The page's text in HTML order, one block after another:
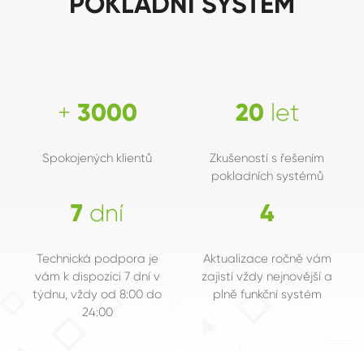
3000
Spokojených klientů
20
Zkušeností s řešením
pokladních systémů
7
Technická podpora je
vám k dispozici 7 dní v
týdnu, vždy od 8:00 do
24:00
4
Aktualizace ročně vám
zajistí vždy nejnovější a
plně funkční systém